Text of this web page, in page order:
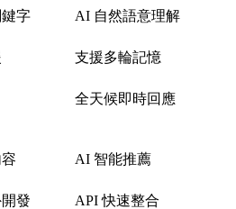
字 AI 自然語意理解
支援多輪記憶
全天候即時回應
AI 智能推薦
發 API 快速整合